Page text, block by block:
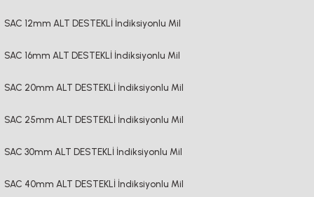
SAC 12mm ALT DESTEKLİ İndiksiyonlu Mil
SAC 16mm ALT DESTEKLİ İndiksiyonlu Mil
SAC 20mm ALT DESTEKLİ İndiksiyonlu Mil
SAC 25mm ALT DESTEKLİ İndiksiyonlu Mil
SAC 30mm ALT DESTEKLİ İndiksiyonlu Mil
SAC 40mm ALT DESTEKLİ İndiksiyonlu Mil